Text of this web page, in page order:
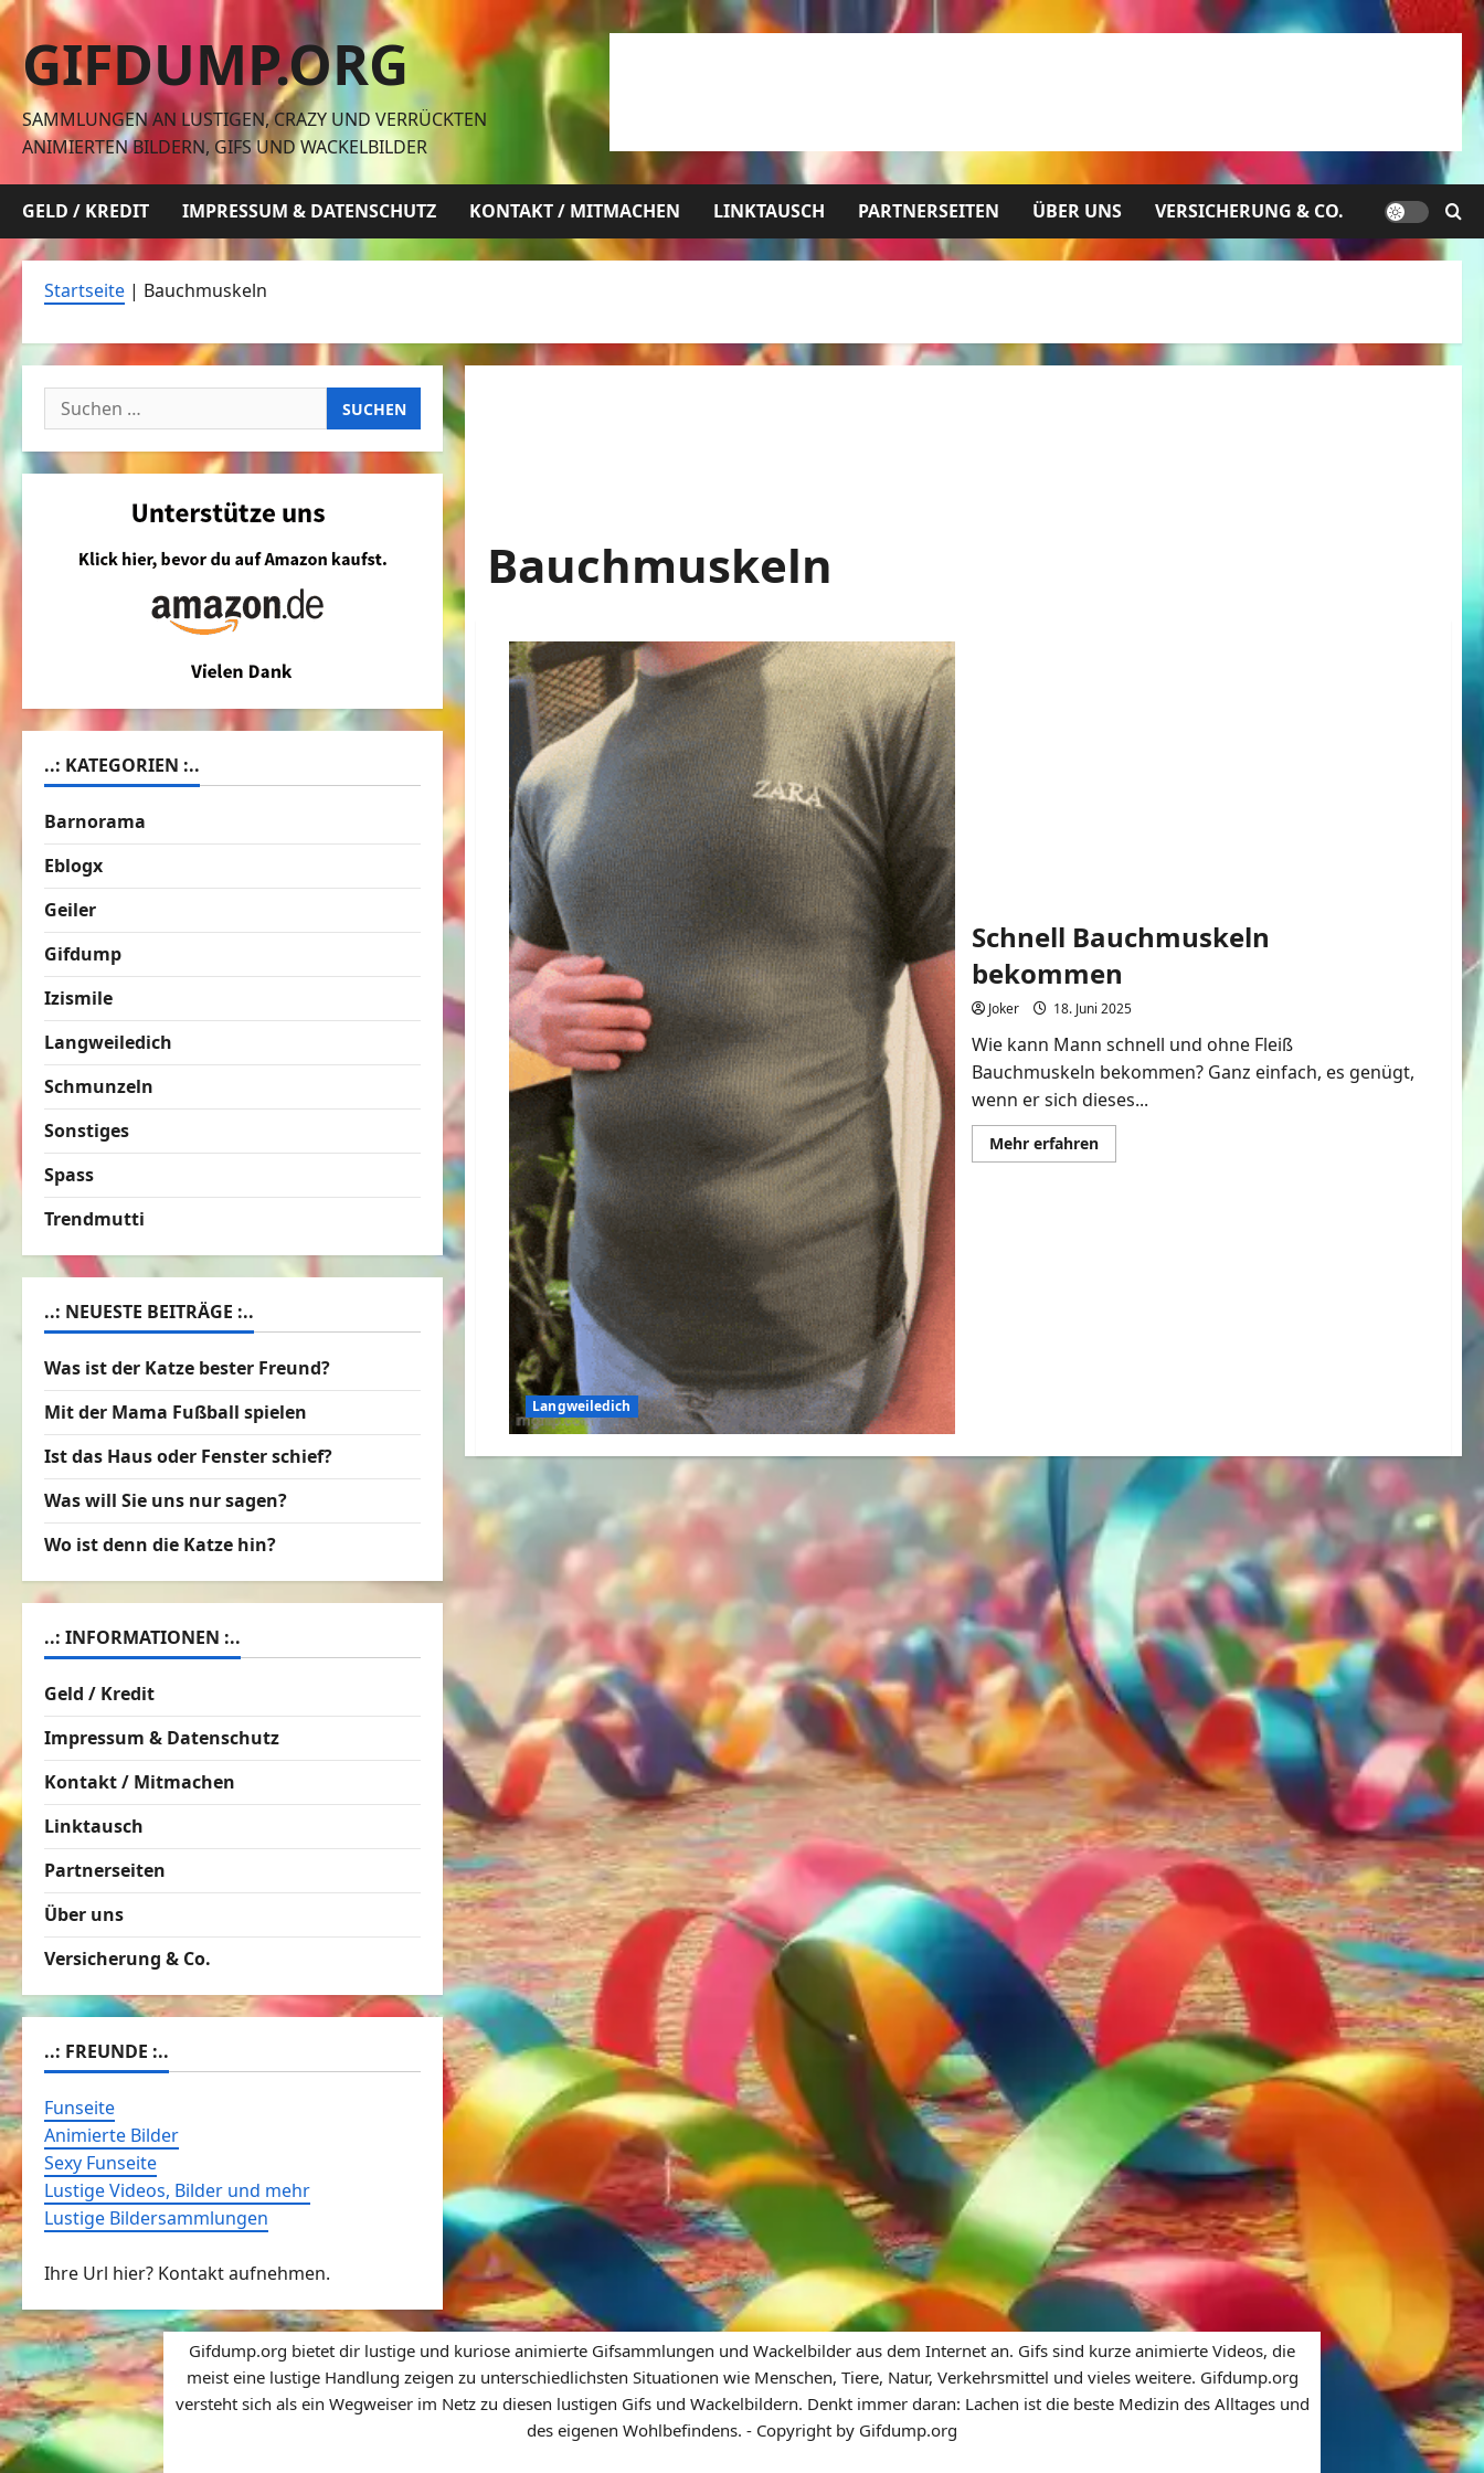
Zum
Inhalt
springen
GIFDUMP.ORG
SAMMLUNGEN AN LUSTIGEN, CRAZY UND VERRÜCKTEN
ANIMIERTEN BILDERN, GIFS UND WACKELBILDER
GELD / KREDIT IMPRESSUM & DATENSCHUTZ KONTAKT / MITMACHEN LINKTAUSCH PARTNERSEITEN ÜBER UNS VERSICHERUNG & CO.
Startseite | Bauchmuskeln
Bauchmuskeln
Langweiledich
Schnell Bauchmuskeln
bekommen
Joker 18. Juni 2025
Wie kann Mann schnell und ohne Fleiß
Bauchmuskeln bekommen? Ganz einfach, es genügt,
wenn er sich dieses...
Mehr erfahrenMehr
Informationen
Suchen
nach:
..: KATEGORIEN :..
Barnorama
Eblogx
Geiler
Gifdump
Izismile
Langweiledich
Schmunzeln
Sonstiges
Spass
Trendmutti
..: NEUESTE BEITRÄGE :..
Was ist der Katze bester Freund?
Mit der Mama Fußball spielen
Ist das Haus oder Fenster schief?
Was will Sie uns nur sagen?
Wo ist denn die Katze hin?
..: INFORMATIONEN :..
Geld / Kredit
Impressum & Datenschutz
Kontakt / Mitmachen
Linktausch
Partnerseiten
Über uns
Versicherung & Co.
..: FREUNDE :..
Funseite
Animierte Bilder
Sexy Funseite
Lustige Videos, Bilder und mehr
Lustige Bildersammlungen
Ihre Url hier? Kontakt aufnehmen.
Gifdump.org bietet dir lustige und kuriose animierte Gifsammlungen und Wackelbilder aus dem Internet an. Gifs sind kurze animierte Videos, die
meist eine lustige Handlung zeigen zu unterschiedlichsten Situationen wie Menschen, Tiere, Natur, Verkehrsmittel und vieles weitere. Gifdump.org
versteht sich als ein Wegweiser im Netz zu diesen lustigen Gifs und Wackelbildern. Denkt immer daran: Lachen ist die beste Medizin des Alltages und
des eigenen Wohlbefindens. - Copyright by Gifdump.org